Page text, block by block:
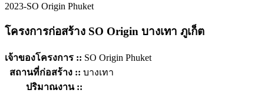
2023-SO Origin Phuket
โครงการก่อสร้าง SO Origin บางเทา ภูเก็ต
เจ้าของโครงการ :: SO Origin Phuket
สถานที่ก่อสร้าง :: บางเทา
ปริมาณงาน ::